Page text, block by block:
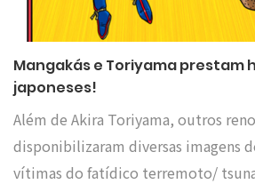
Mangakás e Toriyama prestam
japoneses!
Além de Akira Toriyama, outros
disponibilizaram diversas imagens
vítimas do fatídico terremoto/